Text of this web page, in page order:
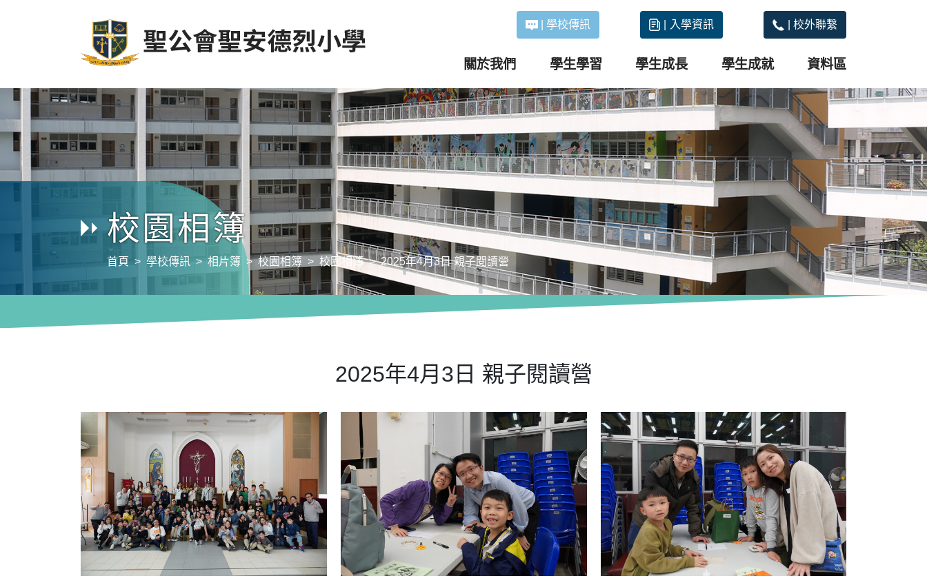
學校傳訊 入學資訊 校外聯繫
關於我們 學生學習 學生成長 學生成就 資料區
校園相簿
首頁 學校傳訊 相片簿 校園相簿 校園相簿 2025年4月3日 親子閱讀營
2025年4月3日 親子閱讀營